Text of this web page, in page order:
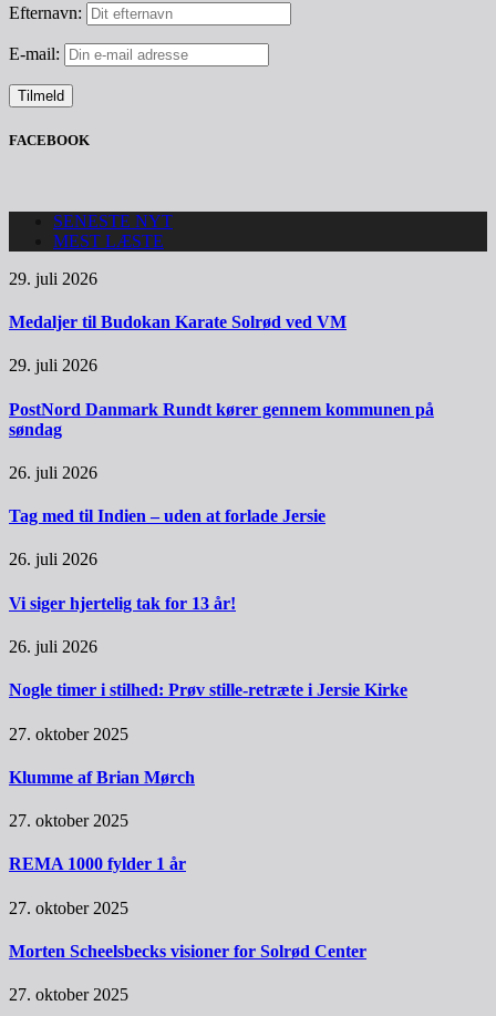
Efternavn:
E-mail:
FACEBOOK
SENESTE NYT
MEST LÆSTE
29. juli 2026
Medaljer til Budokan Karate Solrød ved VM
29. juli 2026
PostNord Danmark Rundt kører gennem kommunen på
søndag
26. juli 2026
Tag med til Indien – uden at forlade Jersie
26. juli 2026
Vi siger hjertelig tak for 13 år!
26. juli 2026
Nogle timer i stilhed: Prøv stille-retræte i Jersie Kirke
27. oktober 2025
Klumme af Brian Mørch
27. oktober 2025
REMA 1000 fylder 1 år
27. oktober 2025
Morten Scheelsbecks visioner for Solrød Center
27. oktober 2025